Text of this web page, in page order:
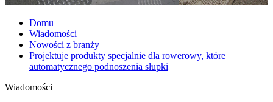
Domu
Wiadomości
Nowości z branży
Projektuje produkty specjalnie dla rowerowy, które
automatycznego podnoszenia słupki
Wiadomości